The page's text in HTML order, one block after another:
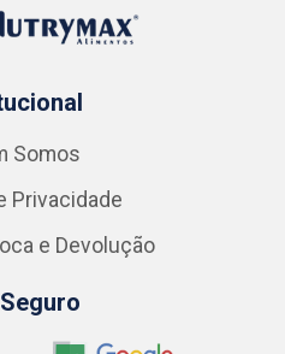
Somos
Privacidade
e Devolução